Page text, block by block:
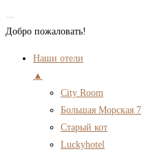
Добро пожаловать!
Наши отели
▲
City Room
Большая Морская 7
Старый кот
Luckyhotel